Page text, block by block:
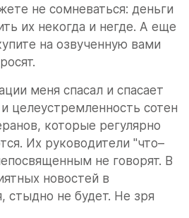
не сомневаться: деньги
их некогда и негде. А еще
на озвученную вами
меня спасал и спасает
целеустремленность сотен
которые регулярно
Их руководители "что–
не говорят. В
новостей в
стыдно не будет. Не зря